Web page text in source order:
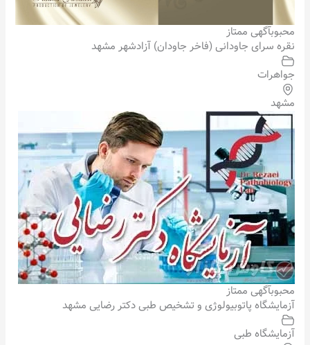
محبوبآگهی ممتاز
نقره سرای جاودانی (فاخر جاودان) آزادشهر مشهد
جواهرات
مشهد
محبوبآگهی ممتاز
آزمایشگاه پاتوبیولوژی و تشخیص طبی دکتر رضایی مشهد
آزمایشگاه طبی